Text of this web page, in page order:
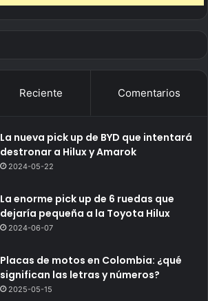
Reciente Comentarios
La nueva pick up de BYD que intentará
destronar a Hilux y Amarok
2024-05-22
La enorme pick up de 6 ruedas que
dejaría pequeña a la Toyota Hilux
2024-06-07
Placas de motos en Colombia: ¿qué
significan las letras y números?
2025-05-15